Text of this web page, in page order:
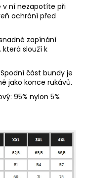
v ní nezapotíte při
ochrání před
zapínání
slouží k
část bundy je
jako konce rukávů.
95% nylon 5%